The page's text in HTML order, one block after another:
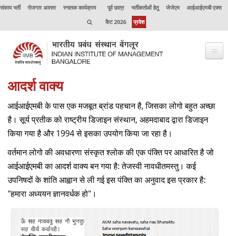
संकाय भर्ती रोजगार अवसर स्नातक कार्यक्रम पूर्व छात्र भर्तीकर्ताओं हेतु जेजेएम
आईआईएमबी एक्स
कैट 2026
प्रवेश
भाप्रसंबें के विषय में
कार्यक्रम
कार्यपालक शिक्षा
उत्कृष्टता केंद्र
संकाय
अनुसंधान
आदर्श वाक्‍य
आईआईएमबी के पास एक मजबूत ब्रांड पहचान है, जिसका लोगो बहुत अच्छा
है। सूर्य प्रतीक को राष्ट्रीय डिजाइन संस्थान, अहमदाबाद द्वारा डिजाइन
किया गया है और 1994 से इसका उपयोग किया जा रहा है।
वर्तमान लोगो की अवधारणा संस्कृत श्लोक की एक पंक्ति पर आधारित है जो
आईआईएमबी का आदर्श वाक्य बन गया है: तेजस्वी नावधीतमस्तु। कई
उपनिषदों के शांति आह्वान से ली गई इस पंक्ति का अनुवाद इस प्रकार है:
"हमारा अध्ययन ज्ञानवर्धक हो"।